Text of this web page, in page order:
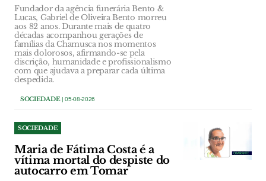
Fundador da agência funerária Bento &
Lucas, Gabriel de Oliveira Bento morreu
aos 82 anos. Durante mais de quatro
décadas acompanhou gerações de
famílias da Chamusca nos momentos
mais dolorosos, afirmando-se pela
discrição, humanidade e profissionalismo
com que ajudava a preparar cada última
despedida.
SOCIEDADE| 05-08-2026
SOCIEDADE
Maria de Fátima Costa é a
vítima mortal do despiste do
autocarro em Tomar